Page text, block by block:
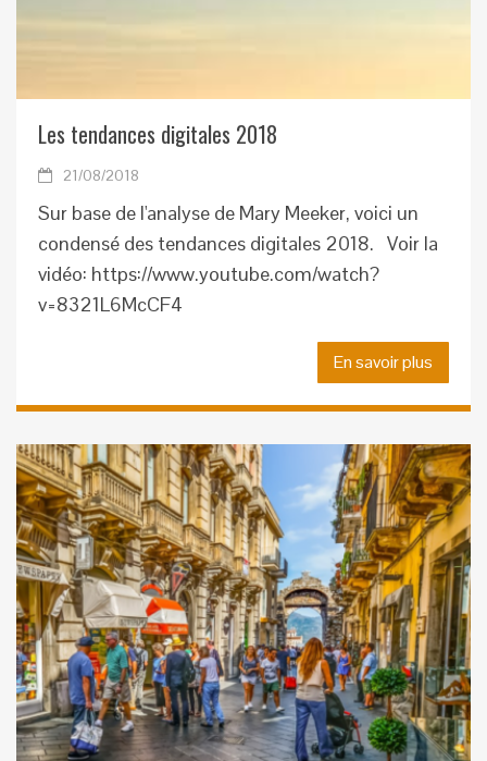
Les tendances digitales 2018
21/08/2018
Sur base de l'analyse de Mary Meeker, voici un
condensé des tendances digitales 2018. Voir la
vidéo: https://www.youtube.com/watch?
v=8321L6McCF4
En savoir plus